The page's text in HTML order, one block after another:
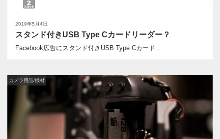
2019年5月4日
スタンド付きUSB Type Cカードリーダー？
Facebook広告にスタンド付きUSB Type Cカード...
カメラ用品/機材